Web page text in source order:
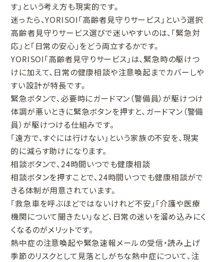
す」という考え方も現実的です。
迷ったら、YORISOI「高齢者見守りサービス」という選択
高齢者見守りサービス選びで迷いやすいのは、「緊急対
応」と「日常の安心」をどう両立するかです。
YORISOI「高齢者見守りサービス」は、緊急時の駆けつ
けに加えて、日常の健康相談や注意喚起までカバーしや
すい設計が特長です。
緊急ボタンで、必要時にガードマン（警備員）が駆けつけ
体調が悪いときに緊急ボタンを押すと、ガードマン（警備
員）が駆けつける仕組みです。
「遠方で、すぐには行けない」という家族の不安を、現実
的に減らす助けになります。
相談ボタンで、24時間いつでも健康相談
相談ボタンを押すことで、24時間いつでも健康相談がで
きる体制が用意されています。
「救急車を呼ぶほどではないけれど不安」「介護や医療
機関について聞きたい」など、日常の迷いを溜め込みにく
くなるのがメリットです。
熱中症の注意喚起や緊急速報メールの受信・読み上げ
季節のリスクとして見落としがちな熱中症について、注